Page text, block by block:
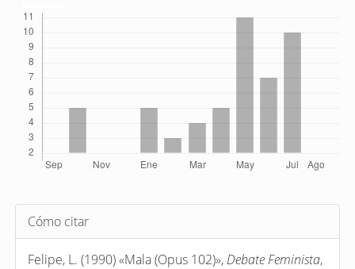
Detalles
del
artículo
Cómo citar
Felipe, L. (1990) «Mala (Opus 102)», Debate Feminista,